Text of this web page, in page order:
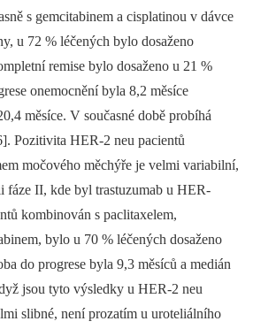
s gemcitabinem a cisplatinou v dávce
u 72 % léčených bylo dosaženo
remise bylo dosaženo u 21 %
onemocnění byla 8,2 měsíce
měsíce. V současné době probíhá
Pozitivita HER-2 neu pacientů
močového měchýře je velmi variabilní,
fáze II, kde byl trastuzumab u HER-
kombinován s paclitaxelem,
bylo u 70 % léčených dosaženo
do progrese byla 9,3 měsíců a medián
jsou tyto výsledky u HER-2 neu
slibné, není prozatím u uroteliálního